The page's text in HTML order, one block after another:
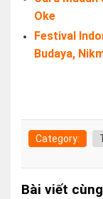
Oke
Festival
Budaya,
Category:
Bài viết